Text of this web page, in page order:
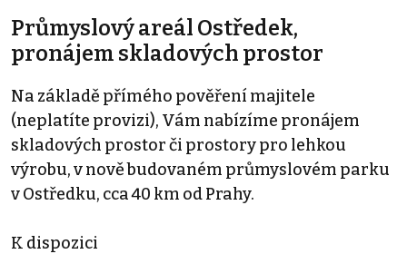
Průmyslový areál Ostředek,
pronájem skladových prostor
Na základě přímého pověření majitele
(neplatíte provizi), Vám nabízíme pronájem
skladových prostor či prostory pro lehkou
výrobu, v nově budovaném průmyslovém parku
v Ostředku, cca 40 km od Prahy.
K dispozici